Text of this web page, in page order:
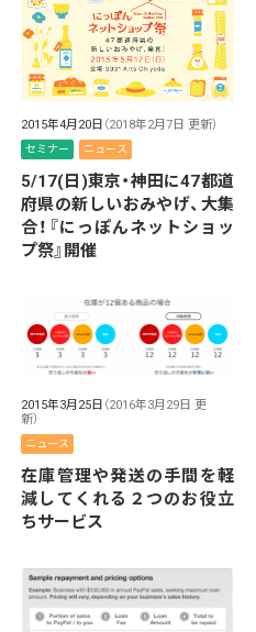
2015年4月20日 （2018年2月7日 更新）
セミナー ニュース
5/17(日)東京・神田に47都道
府県の新しいおみやげ、大集
合！『にっぽんネットショッ
プ祭』開催
2015年3月25日 （2016年3月29日 更
新）
ニュース
在庫管理や発送の手間を軽
減してくれる２つのお役立
ちサービス